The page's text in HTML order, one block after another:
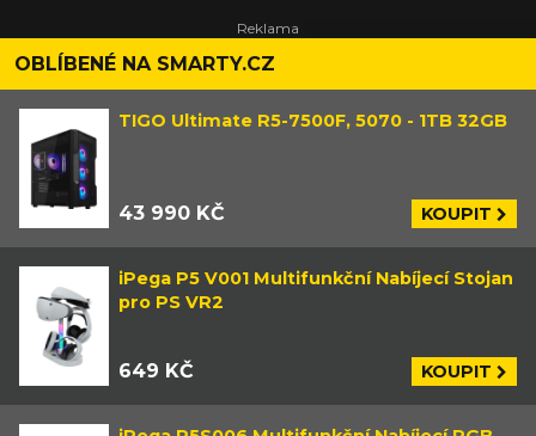
OBLÍBENÉ NA SMARTY.CZ
TIGO Ultimate R5-7500F, 5070 - 1TB 32GB
43 990 KČ KOUPIT
iPega P5 V001 Multifunkční Nabíjecí Stojan
pro PS VR2
649 KČ KOUPIT